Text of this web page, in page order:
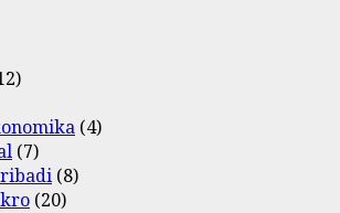
(4)
(7)
(8)
(20)